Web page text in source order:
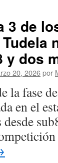
3 de
Tudela
y dos
20, 2026por
la fase
en el